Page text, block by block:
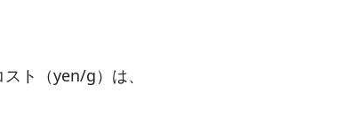
ト（yen/g）は、